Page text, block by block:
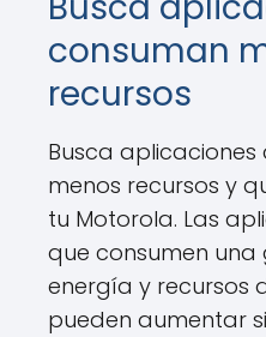
consuman
recursos
Busca
menos recursos y
tu Motorola. Las
que consumen
energía y recursos
pueden aumentar